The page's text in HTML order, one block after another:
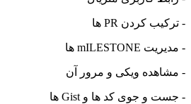
- ترکیب کردن PR ها
- مدیریت mILESTONE ها
- مشاهده ویکی و مرور آن
- جست و جوی کد ها و Gist ها